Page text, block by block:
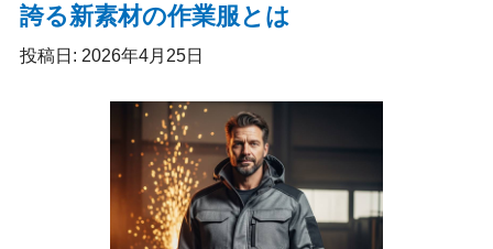
誇る新素材の作業服とは
投稿日: 2026年4月25日